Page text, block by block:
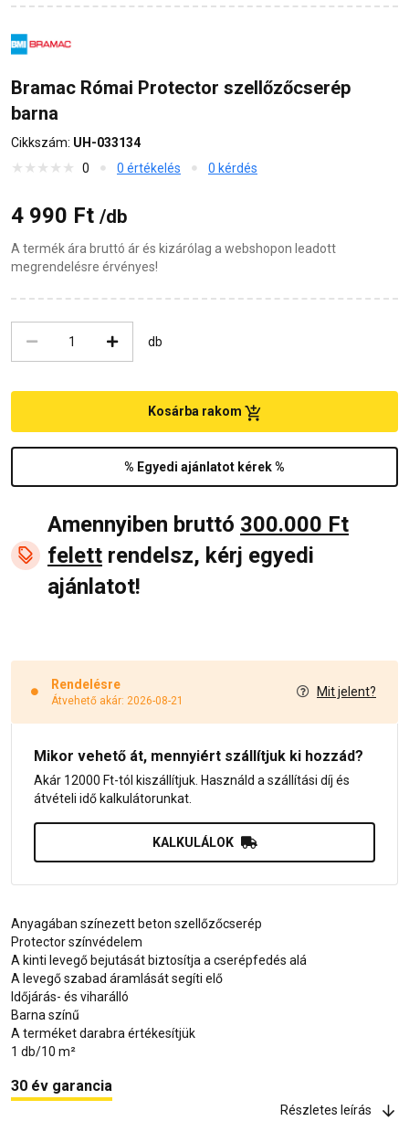
Bramac Római Protector szellőzőcserép
barna
Cikkszám: UH-033134
0
0 értékelés 0 kérdés
4 990 Ft /db
A termék ára bruttó ár és kizárólag a webshopon leadott
megrendelésre érvényes!
db
% Egyedi ajánlatot kérek %
Kosárba rakom
Amennyiben bruttó 300.000 Ft
felett rendelsz, kérj egyedi
ajánlatot!
Rendelésre
Átvehető akár: 2026-08-21
Mit jelent?
Mikor vehető át, mennyiért szállítjuk ki hozzád?
Akár 12000 Ft-tól kiszállítjuk. Használd a szállítási díj és
átvételi idő kalkulátorunkat.
KALKULÁLOK
Anyagában színezett beton szellőzőcserép
Protector színvédelem
A kinti levegő bejutását biztosítja a cserépfedés alá
A levegő szabad áramlását segíti elő
Időjárás- és viharálló
Barna színű
A terméket darabra értékesítjük
1 db/10 m²
30 év garancia
Részletes leírás